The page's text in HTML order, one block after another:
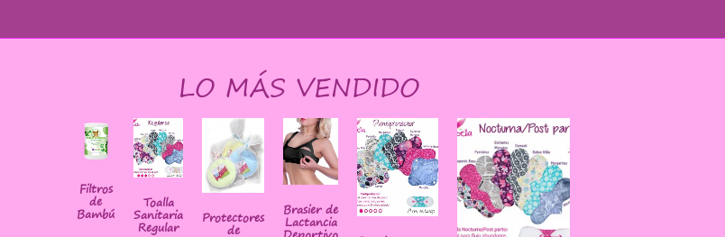
LO MÁS VENDIDO
Filtros
de
Bambú
Toalla
Sanitaria
Regular
Protectores
de
Brasier de
Lactancia